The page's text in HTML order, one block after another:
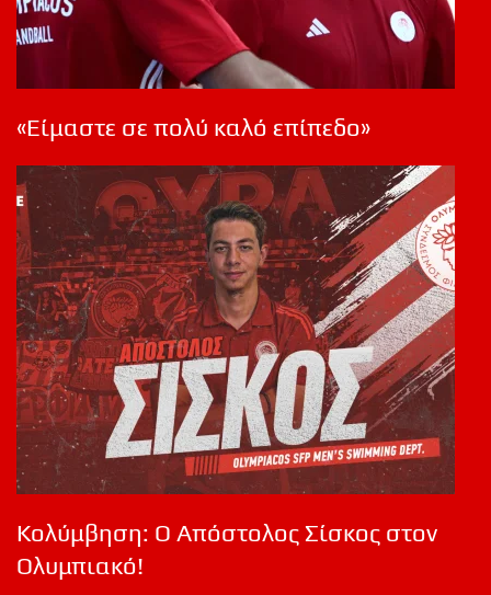
«Είμαστε σε πολύ καλό επίπεδο»
Κολύμβηση: Ο Απόστολος Σίσκος στον
Ολυμπιακό!